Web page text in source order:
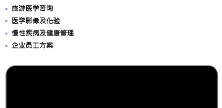
旅游医学咨询
医学影像及化验
慢性疾病及健康管理
企业员工方案